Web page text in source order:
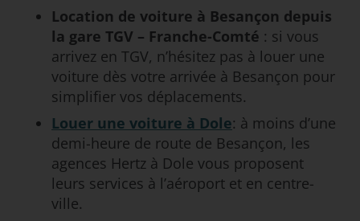
Location de voiture à Besançon depuis
la gare TGV – Franche-Comté : si vous
arrivez en TGV, n’hésitez pas à louer une
voiture dès votre arrivée à Besançon pour
simplifier vos déplacements.
Louer une voiture à Dole: à moins d’une
demi-heure de route de Besançon, les
agences Hertz à Dole vous proposent
leurs services à l’aéroport et en centre-
ville.